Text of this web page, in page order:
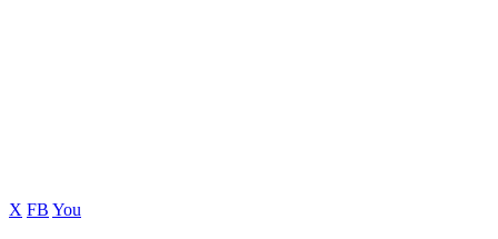
Х FB You